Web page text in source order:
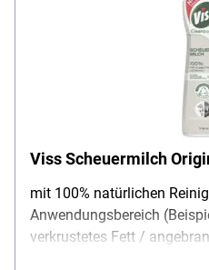
Viss Scheuermilch
mit 100% natürlichen
Anwendungsbereich
verkrustetes Fett /